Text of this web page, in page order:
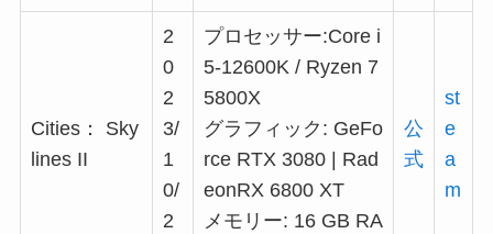
Cities： Sky
lines II
2
0
2
3/
1
0/
2
プロセッサー:Core i
5-12600K / Ryzen 7
5800X
グラフィック: GeFo
rce RTX 3080 | Rad
eonRX 6800 XT
メモリー: 16 GB RA
公
式
st
e
a
m